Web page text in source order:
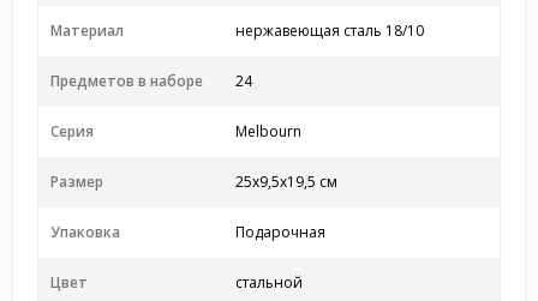
Материал нержавеющая сталь 18/10
Предметов в наборе 24
Серия Melbourn
Размер 25x9,5x19,5 см
Упаковка Подарочная
Цвет стальной